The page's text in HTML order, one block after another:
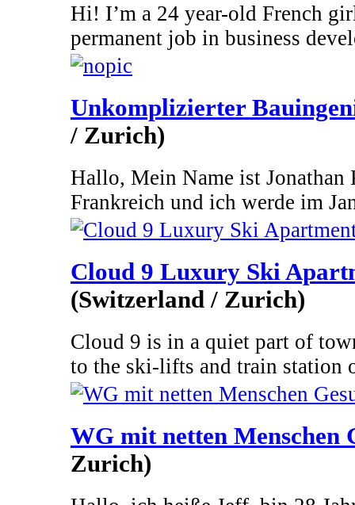
Hi! I’m a 24 year-old French
permanent job in business
Unkomplizierter
/ Zurich)
Hallo, Mein Name ist Jonathan
Frankreich und ich werde im
Cloud 9 Luxury Ski
(Switzerland / Zurich)
Cloud 9 is in a quiet part of
to the ski-lifts and train station
WG mit netten Menschen
Zurich)